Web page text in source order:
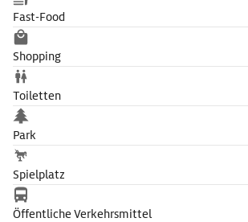
Fast-Food
Shopping
Toiletten
Park
Spielplatz
Öffentliche Verkehrsmittel